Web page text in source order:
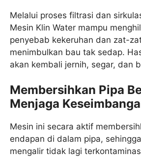
Melalui proses filtrasi dan
Mesin Klin Water mampu
penyebab kekeruhan dan zat-
menimbulkan bau tak sedap.
akan kembali jernih, segar, dan
Membersihkan Pipa
Menjaga
Mesin ini secara aktif
endapan di dalam pipa,
mengalir tidak lagi